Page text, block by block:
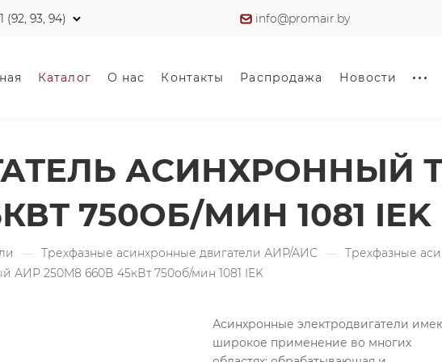
(92, 93, 94) info@promair.by
Каталог О нас Контакты Распродажа Новости
АСИНХРОННЫЙ
750ОБ/МИН 1081 IEK
— Трехфазные асинхронные двигатели АИР/АИС — Трехфазные
АИР 250M8 660В 45кВт 750об/мин 1081 IEK
Асинхронные электродвигатели
широкое применение во многих